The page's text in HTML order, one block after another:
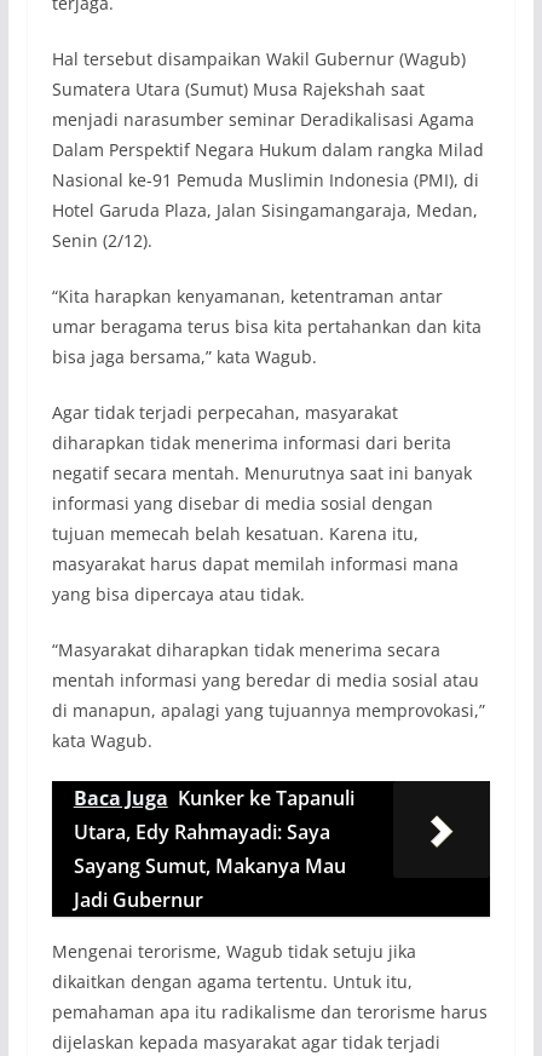
Hal tersebut disampaikan Wakil Gubernur (Wagub)
Sumatera Utara (Sumut) Musa Rajekshah saat
menjadi narasumber seminar Deradikalisasi Agama
Dalam Perspektif Negara Hukum dalam rangka Milad
Nasional ke-91 Pemuda Muslimin Indonesia (PMI), di
Hotel Garuda Plaza, Jalan Sisingamangaraja, Medan,
Senin (2/12).
“Kita harapkan kenyamanan, ketentraman antar
umar beragama terus bisa kita pertahankan dan kita
bisa jaga bersama,” kata Wagub.
Agar tidak terjadi perpecahan, masyarakat
diharapkan tidak menerima informasi dari berita
negatif secara mentah. Menurutnya saat ini banyak
informasi yang disebar di media sosial dengan
tujuan memecah belah kesatuan. Karena itu,
masyarakat harus dapat memilah informasi mana
yang bisa dipercaya atau tidak.
“Masyarakat diharapkan tidak menerima secara
mentah informasi yang beredar di media sosial atau
di manapun, apalagi yang tujuannya memprovokasi,”
kata Wagub.
Baca Juga Kunker ke Tapanuli
Utara, Edy Rahmayadi: Saya
Sayang Sumut, Makanya Mau
Jadi Gubernur
Mengenai terorisme, Wagub tidak setuju jika
dikaitkan dengan agama tertentu. Untuk itu,
pemahaman apa itu radikalisme dan terorisme harus
dijelaskan kepada masyarakat agar tidak terjadi